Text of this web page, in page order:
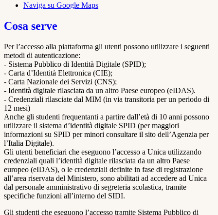
Naviga su Google Maps
Cosa serve
Per l’accesso alla piattaforma gli utenti possono utilizzare i seguenti
metodi di autenticazione:
- Sistema Pubblico di Identità Digitale (SPID);
- Carta d’Identità Elettronica (CIE);
- Carta Nazionale dei Servizi (CNS);
- Identità digitale rilasciata da un altro Paese europeo (eIDAS).
- Credenziali rilasciate dal MIM (in via transitoria per un periodo di
12 mesi)
Anche gli studenti frequentanti a partire dall’età di 10 anni possono
utilizzare il sistema d’identità digitale SPID (per maggiori
informazioni su SPID per minori consultare il sito dell’Agenzia per
l’Italia Digitale).
Gli utenti beneficiari che eseguono l’accesso a Unica utilizzando
credenziali quali l’identità digitale rilasciata da un altro Paese
europeo (eIDAS), o le credenziali definite in fase di registrazione
all’area riservata del Ministero, sono abilitati ad accedere ad Unica
dal personale amministrativo di segreteria scolastica, tramite
specifiche funzioni all’interno del SIDI.
Gli studenti che eseguono l’accesso tramite Sistema Pubblico di